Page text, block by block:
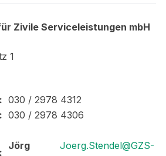
Zivile Serviceleistungen mbH
1
030 / 2978 4312
030 / 2978 4306
Jörg
Joerg.Stendel@GZS-